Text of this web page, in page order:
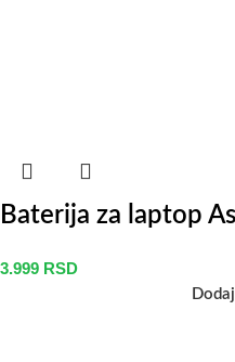
Baterija za laptop
3.999 RSD